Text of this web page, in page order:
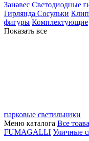
Занавес Светодиодные
Гирлянда Сосульки
фигуры Комплектующие
Показать все
парковые светильники
Меню каталога Все
FUMAGALLI Уличные